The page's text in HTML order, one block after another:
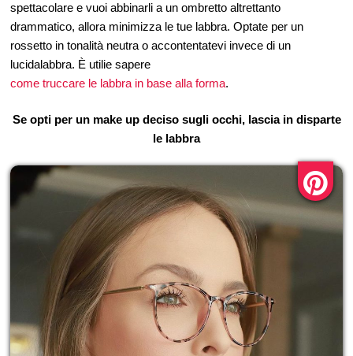
spettacolare e vuoi abbinarli a un ombretto altrettanto
drammatico, allora minimizza le tue labbra. Optate per un
rossetto in tonalità neutra o accontentatevi invece di un
lucidalabbra. È utilie sapere
come truccare le labbra in base alla forma.
Se opti per un make up deciso sugli occhi, lascia in disparte
le labbra